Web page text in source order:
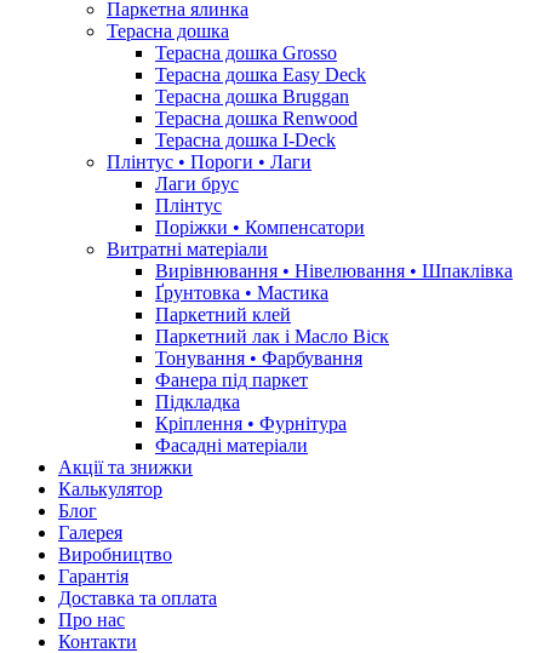
Паркетна ялинка
Терасна дошка
Терасна дошка Grosso
Терасна дошка Easy Deck
Терасна дошка Bruggan
Терасна дошка Renwood
Терасна дошка I-Deck
Плінтус • Пороги • Лаги
Лаги брус
Плінтус
Поріжки • Компенсатори
Витратні матеріали
Вирівнювання • Нівелювання • Шпаклівка
Ґрунтовкa • Мастика
Паркетний клей
Паркетний лак і Масло Віск
Тонування • Фарбування
Фанера під паркет
Підкладка
Кріплення • Фурнітура
Фасадні матеріали
Акції та знижки
Калькулятор
Блог
Галерея
Виробництво
Гарантія
Доставка та оплата
Про нас
Контакти